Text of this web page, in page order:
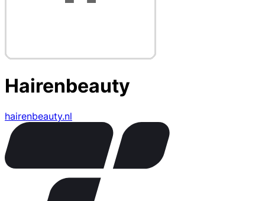
Hairenbeauty
hairenbeauty.nl